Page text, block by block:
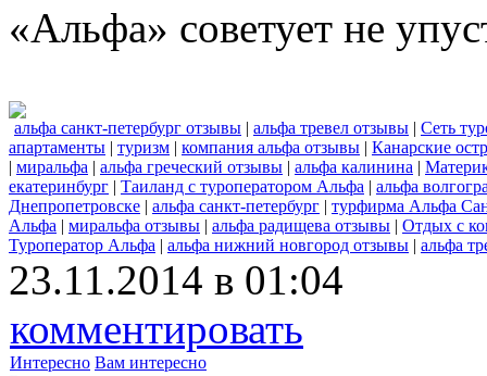
«Альфа» советует не
альфа санкт-петербург отзывы | альфа тревел отзывы | Сеть
апартаменты | туризм | компания альфа отзывы | Канарские
| миральфа | альфа греческий отзывы | альфа калинина |
екатеринбург | Таиланд с туроператором Альфа | альфа
Днепропетровске | альфа санкт-петербург | турфирма Альфа
Альфа | миральфа отзывы | альфа радищева отзывы | Отдых с
Туроператор Альфа | альфа нижний новгород отзывы | альфа
23.11.2014 в 01:04
комментировать
Интересно Вам интересно